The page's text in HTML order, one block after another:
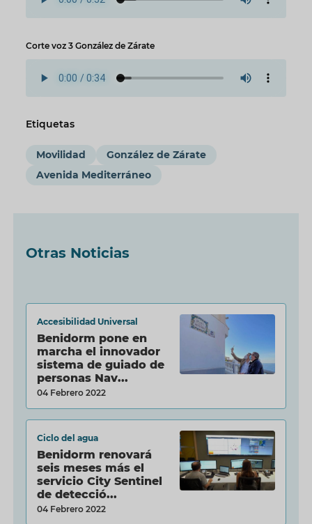
Corte voz 3 González de Zárate
Etiquetas
Movilidad
González de Zárate
Avenida Mediterráneo
Otras Noticias
Accesibilidad Universal
Benidorm pone en
marcha el innovador
sistema de guiado de
personas Nav...
04 Febrero 2022
Ciclo del agua
Benidorm renovará
seis meses más el
servicio City Sentinel
de detecció...
04 Febrero 2022